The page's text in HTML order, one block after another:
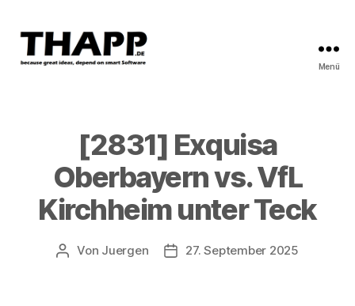
Menü
[2831] Exquisa
Oberbayern vs. VfL
Kirchheim unter Teck
Beitragsautor
Von Juergen Beitragsdatum
27. September 2025